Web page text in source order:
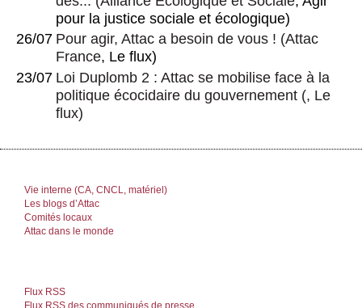
pour la justice sociale et écologique)
26/07 Pour agir, Attac a besoin de vous ! (Attac
France, Le flux)
23/07 Loi Duplomb 2 : Attac se mobilise face à la
politique écocidaire du gouvernement (, Le
flux)
Vie interne (CA, CNCL, matériel)
Les blogs d’Attac
Comités locaux
Attac dans le monde
Flux RSS
Flux RSS des communiqués de presse